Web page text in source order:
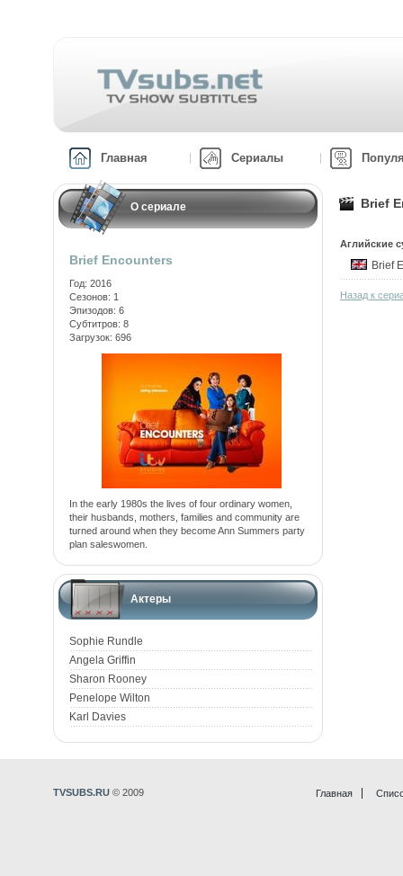
Главная Сериалы
О сериале
Brief Encounters
Год: 2016
Сезонов: 1
Эпизодов: 6
Субтитров: 8
Загрузок: 696
In the early 1980s the lives of four ordinary women,
their husbands, mothers, families and community are
turned around when they become Ann Summers party
plan saleswomen.
Актеры
Sophie Rundle
Angela Griffin
Sharon Rooney
Penelope Wilton
Karl Davies
Brief
Аглийские
Brief
Назад к
Главная
TVSUBS.RU © 2009